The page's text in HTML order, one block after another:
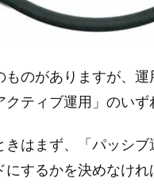
のがありますが、
クティブ運用」のいず
はまず、「パッシブ
にするかを決めなけ